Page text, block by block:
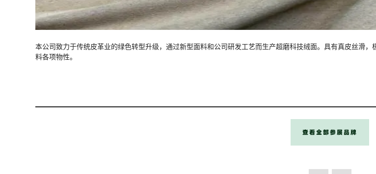
本公司致力于传统皮革业的绿色转型升级，通过新型面料和公司研发工艺而生产超磨科技绒面。具有真皮丝滑
料各项物性。
查看全部参展品牌